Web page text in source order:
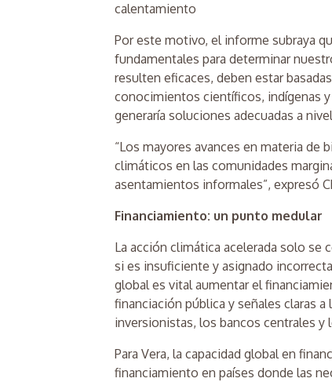
calentamiento
Por este motivo, el informe subraya
fundamentales para determinar
resulten eficaces, deben estar
conocimientos científicos, indígenas
generaría soluciones adecuadas a
“Los mayores avances en materia de
climáticos en las comunidades
asentamientos informales”, expresó
Financiamiento: un punto medular
La acción climática acelerada solo se
si es insuficiente y asignado
global es vital aumentar el
financiación pública y señales claras
inversionistas, los bancos centrales y
Para Vera, la capacidad global en
financiamiento en países donde las